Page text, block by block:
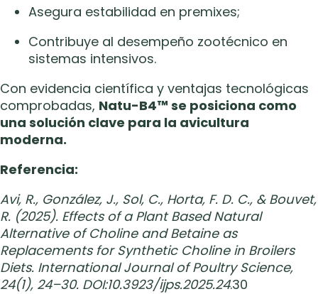
Asegura estabilidad en premixes;
Contribuye al desempeño zootécnico en
sistemas intensivos.
Con evidencia científica y ventajas tecnológicas
comprobadas, Natu-B4™ se posiciona como
una solución clave para la avicultura
moderna.
Referencia:
Avi, R., González, J., Sol, C., Horta, F. D. C., & Bouvet,
R. (2025). Effects of a Plant Based Natural
Alternative of Choline and Betaine as
Replacements for Synthetic Choline in Broilers
Diets. International Journal of Poultry Science,
24(1), 24–30. DOI:10.3923/ijps.2025.24.30